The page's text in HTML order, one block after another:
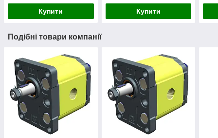
Купити Купити
Подібні товари компанії